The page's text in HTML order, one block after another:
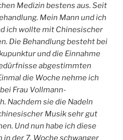
Medizin bestens aus. Seit
Mein Mann und ich
ich wollte mit Chinesischer
Die Behandlung besteht bei
und die Einnahme
abgestimmten
die Woche nehme ich
Frau Vollmann-
Nachdem sie die Nadeln
Musik sehr gut
Und nun habe ich diese
in der 7. Woche schwanger